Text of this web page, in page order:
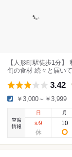
【人形町駅徒歩1分
旬の食材 続々と届いて
3.42
￥3,000～￥3,999
空席
情報
日
8/9
月
10